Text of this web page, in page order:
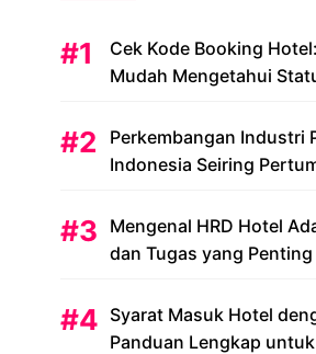
Cek Kode Booking
Mudah Mengetahui
Perkembangan Industri
Indonesia Seiring
Mengenal HRD Hotel
dan Tugas yang Penting
Syarat Masuk Hotel
Panduan Lengkap